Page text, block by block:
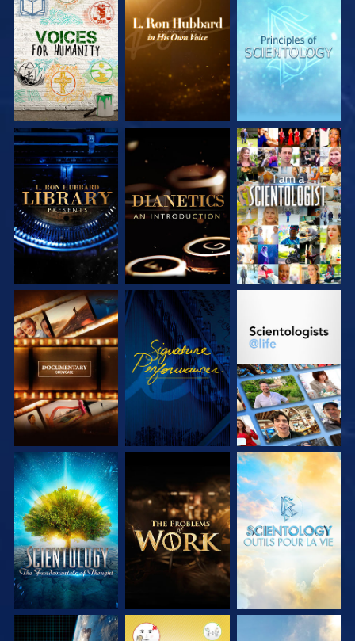
DÉCOUVRIR LES
SÉRIES
DÉCOUVRIR LES
SÉRIES
DÉCOUVRIR LES
SÉRIES
DÉCOUVRIR LES
SÉRIES
DÉCOUVRIR LES
SÉRIES
REGARDER
DÉCOUVRIR LES
SÉRIES
REGARDER
DÉCOUVRIR LES
DÉCOUVRIR LES
SÉRIES
DÉCOUVRIR LES
SÉRIES
DÉCOUVRIR LES
SÉRIES